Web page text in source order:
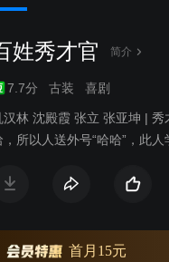
姓秀才官 简介
7.7分 古装 喜剧
汉林 沈殿霞 张立 张亚坤 |
，所以人送外号“哈哈”，此人
。秀才娘子是一位胖嫂，徐
把不爱惹事的秀才搅进漩涡
首月15元